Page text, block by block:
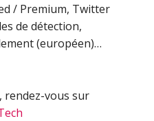
/ Premium, Twitter
de détection,
(européen)…
rendez-vous sur